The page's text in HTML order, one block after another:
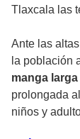
Tlaxcala las
Ante las
la población
manga
prolongada
niños y